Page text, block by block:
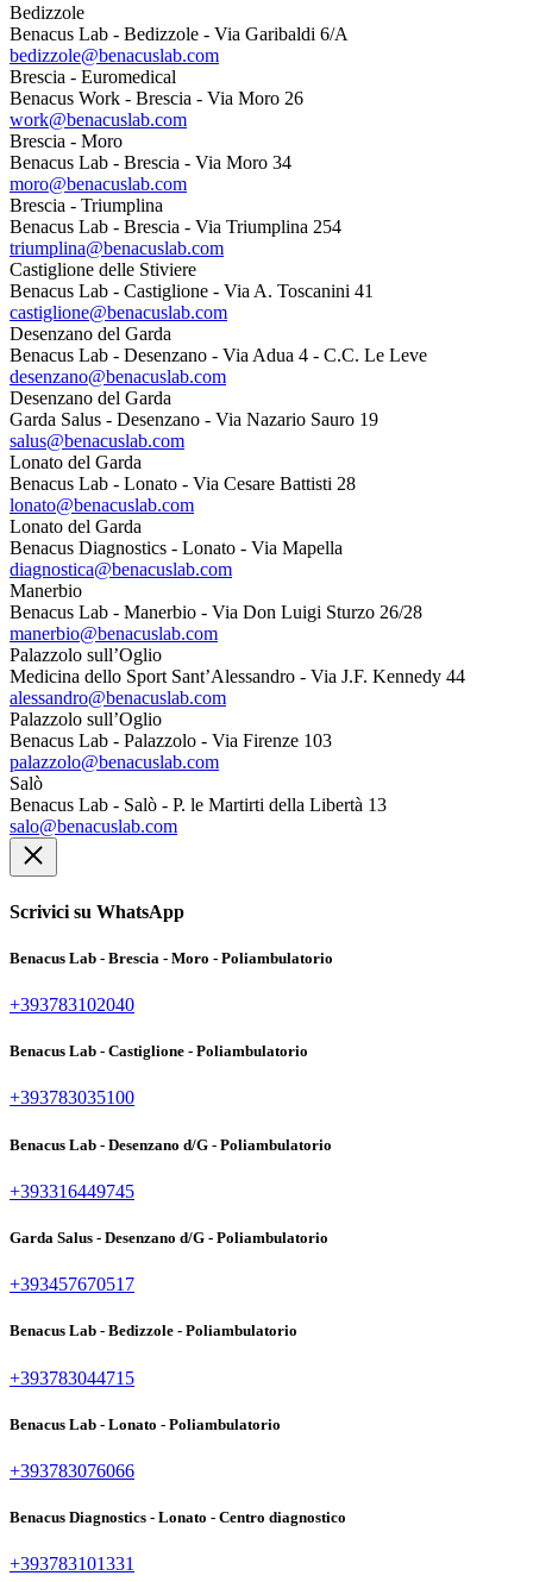
Bedizzole
Benacus Lab - Bedizzole - Via Garibaldi 6/A
bedizzole@benacuslab.com
Brescia - Euromedical
Benacus Work - Brescia - Via Moro 26
work@benacuslab.com
Brescia - Moro
Benacus Lab - Brescia - Via Moro 34
moro@benacuslab.com
Brescia - Triumplina
Benacus Lab - Brescia - Via Triumplina 254
triumplina@benacuslab.com
Castiglione delle Stiviere
Benacus Lab - Castiglione - Via A. Toscanini 41
castiglione@benacuslab.com
Desenzano del Garda
Benacus Lab - Desenzano - Via Adua 4 - C.C. Le Leve
desenzano@benacuslab.com
Desenzano del Garda
Garda Salus - Desenzano - Via Nazario Sauro 19
salus@benacuslab.com
Lonato del Garda
Benacus Lab - Lonato - Via Cesare Battisti 28
lonato@benacuslab.com
Lonato del Garda
Benacus Diagnostics - Lonato - Via Mapella
diagnostica@benacuslab.com
Manerbio
Benacus Lab - Manerbio - Via Don Luigi Sturzo 26/28
manerbio@benacuslab.com
Palazzolo sull’Oglio
Medicina dello Sport Sant’Alessandro - Via J.F. Kennedy 44
alessandro@benacuslab.com
Palazzolo sull’Oglio
Benacus Lab - Palazzolo - Via Firenze 103
palazzolo@benacuslab.com
Salò
Benacus Lab - Salò - P. le Martirti della Libertà 13
salo@benacuslab.com
Scrivici su WhatsApp
Benacus Lab - Brescia - Moro - Poliambulatorio
+393783102040
Benacus Lab - Castiglione - Poliambulatorio
+393783035100
Benacus Lab - Desenzano d/G - Poliambulatorio
+393316449745
Garda Salus - Desenzano d/G - Poliambulatorio
+393457670517
Benacus Lab - Bedizzole - Poliambulatorio
+393783044715
Benacus Lab - Lonato - Poliambulatorio
+393783076066
Benacus Diagnostics - Lonato - Centro diagnostico
+393783101331